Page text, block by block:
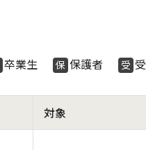
卒業生 保 保護者 受
対象